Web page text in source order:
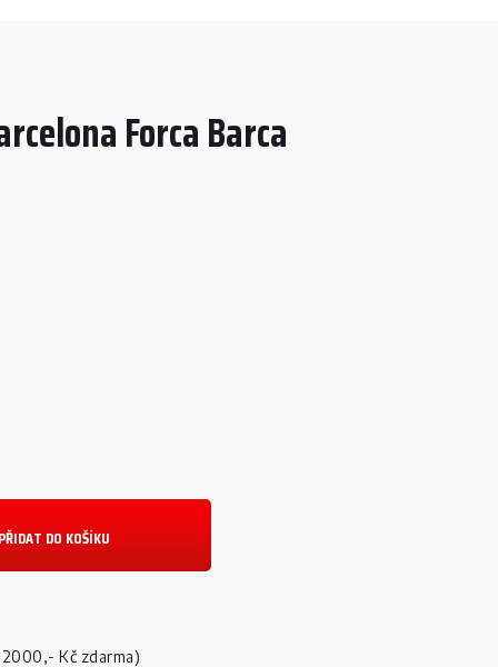
Forca Barca
Kč zdarma)
PŘIDAT DO KOŠÍKU